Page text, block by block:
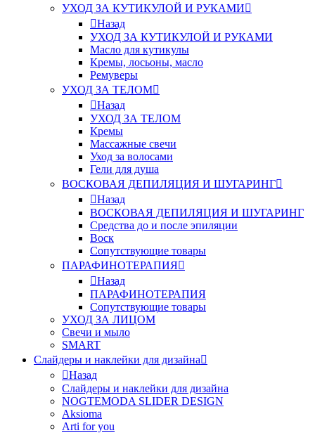
УХОД ЗА КУТИКУЛОЙ И РУКАМИ
Назад
УХОД ЗА КУТИКУЛОЙ И РУКАМИ
Масло для кутикулы
Кремы, лосьоны, масло
Ремуверы
УХОД ЗА ТЕЛОМ
Назад
УХОД ЗА ТЕЛОМ
Кремы
Массажные свечи
Уход за волосами
Гели для душа
ВОСКОВАЯ ДЕПИЛЯЦИЯ И ШУГАРИНГ
Назад
ВОСКОВАЯ ДЕПИЛЯЦИЯ И ШУГАРИНГ
Средства до и после эпиляции
Воск
Сопутствующие товары
ПАРАФИНОТЕРАПИЯ
Назад
ПАРАФИНОТЕРАПИЯ
Сопутствующие товары
УХОД ЗА ЛИЦОМ
Свечи и мыло
SMART
Слайдеры и наклейки для дизайна
Назад
Слайдеры и наклейки для дизайна
NOGTEMODA SLIDER DESIGN
Aksioma
Arti for you